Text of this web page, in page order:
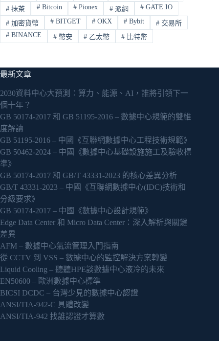
#抹茶 #Bitcoin # Pionex # 派網 # GATE.IO
#加密貨幣 #BITGET # OKX # Bybit # 交易所
#BINANCE #幣安 # 乙太幣 # 比特幣
最新文章
2030資料中心大預測：算力、能源、AI，誰將引領下一
個十年？
GB 50174-2017 和 GB 51195-2016 – 數據中心規範的雙維
度解讀
GB 51195-2016 – 中國《互聯網數據中心工程技術規範》
GB 50462-2024 – 中國《數據中心基礎設施施工及驗收標
準》
GB 50174-2017 和 GB/T 43331-2023 的核心差異分析
GB/T 43331-2023 – 中國《互聯網數據中心(IDC)技術和
分級要求》
GB 50174-2017 – 中國《數據中心設計規範》
Edge Data Center 和 Micro Data Center：深入解析與關鍵
差異
AFM – 數據中心氣流管理入門指南
從 CCTV 到 VSS – 數據中心的監控解決方案轉變
Liquid Cooling – 聽聽HPE談數據中心液冷的未來
EN50600 – 歐洲數據中心標準
BICSI DCDC – 台灣少見的數據中心認證
ANSI/TIA-942-C 具體改變
ANSI/TIA-942 找誰認證才算數